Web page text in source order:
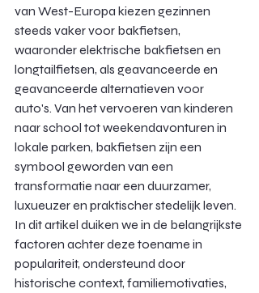
van West-Europa kiezen gezinnen
steeds vaker voor bakfietsen,
waaronder elektrische bakfietsen en
longtailfietsen, als geavanceerde en
geavanceerde alternatieven voor
auto's. Van het vervoeren van kinderen
naar school tot weekendavonturen in
lokale parken, bakfietsen zijn een
symbool geworden van een
transformatie naar een duurzamer,
luxueuzer en praktischer stedelijk leven.
In dit artikel duiken we in de belangrijkste
factoren achter deze toename in
populariteit, ondersteund door
historische context, familiemotivaties,